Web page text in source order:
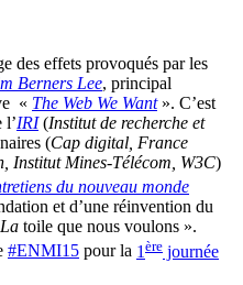
des effets provoqués par les
Berners Lee, principal
« The Web We Want». C’est
l’IRI(Institut de recherche et
(Cap digital, France
Institut Mines-Télécom, W3C)
du nouveau monde
et d’une réinvention du
La toile que nous voulons ».
#ENMI15 pour la 1 ère journée